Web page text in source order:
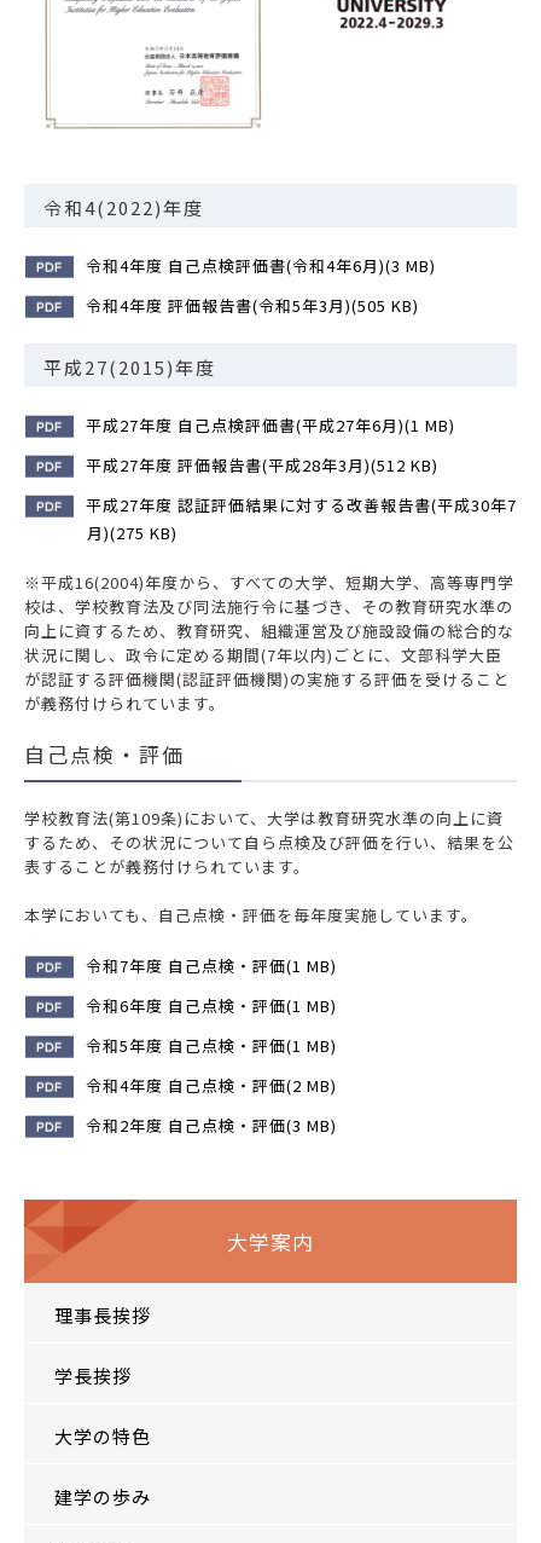
大学案内
理事長挨拶
学長挨拶
大学の特色
建学の歩み
令和4(2022)年度
令和4年度 自己点検評価書(令和4年6月)(3 MB)
令和4年度 評価報告書(令和5年3月)(505 KB)
平成27(2015)年度
平成27年度 自己点検評価書(平成27年6月)(1 MB)
平成27年度 評価報告書(平成28年3月)(512 KB)
平成27年度 認証評価結果に対する改善報告書(平成30年7
月)(275 KB)
※平成16(2004)年度から、すべての大学、短期大学、高等専門学
校は、学校教育法及び同法施行令に基づき、その教育研究水準の
向上に資するため、教育研究、組織運営及び施設設備の総合的な
状況に関し、政令に定める期間(7年以内)ごとに、文部科学大臣
が認証する評価機関(認証評価機関)の実施する評価を受けること
が義務付けられています。
自己点検・評価
学校教育法(第109条)において、大学は教育研究水準の向上に資
するため、その状況について自ら点検及び評価を行い、結果を公
表することが義務付けられています。
本学においても、自己点検・評価を毎年度実施しています。
令和7年度 自己点検・評価(1 MB)
令和6年度 自己点検・評価(1 MB)
令和5年度 自己点検・評価(1 MB)
令和4年度 自己点検・評価(2 MB)
令和2年度 自己点検・評価(3 MB)